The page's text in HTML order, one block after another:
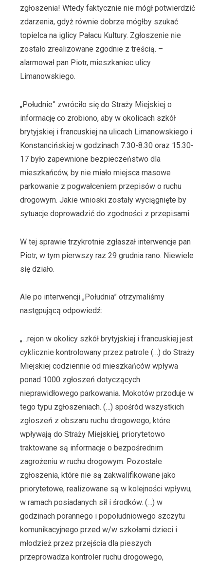
zgłoszenia! Wtedy faktycznie nie mógł potwierdzić
zdarzenia, gdyż równie dobrze mógłby szukać
topielca na iglicy Pałacu Kultury. Zgłoszenie nie
zostało zrealizowane zgodnie z treścią. –
alarmował pan Piotr, mieszkaniec ulicy
Limanowskiego.
„Południe” zwróciło się do Straży Miejskiej o
informację co zrobiono, aby w okolicach szkół
brytyjskiej i francuskiej na ulicach Limanowskiego i
Konstancińskiej w godzinach 7.30-8.30 oraz 15.30-
17 było zapewnione bezpieczeństwo dla
mieszkańców, by nie miało miejsca masowe
parkowanie z pogwałceniem przepisów o ruchu
drogowym. Jakie wnioski zostały wyciągnięte by
sytuacje doprowadzić do zgodności z przepisami.
W tej sprawie trzykrotnie zgłaszał interwencje pan
Piotr, w tym pierwszy raz 29 grudnia rano. Niewiele
się działo.
Ale po interwencji „Południa” otrzymaliśmy
następującą odpowiedź:
„…rejon w okolicy szkół brytyjskiej i francuskiej jest
cyklicznie kontrolowany przez patrole (…) do Straży
Miejskiej codziennie od mieszkańców wpływa
ponad 1000 zgłoszeń dotyczących
nieprawidłowego parkowania. Mokotów przoduje w
tego typu zgłoszeniach. (…) spośród wszystkich
zgłoszeń z obszaru ruchu drogowego, które
wpływają do Straży Miejskiej, priorytetowo
traktowane są informacje o bezpośrednim
zagrożeniu w ruchu drogowym. Pozostałe
zgłoszenia, które nie są zakwalifikowane jako
priorytetowe, realizowane są w kolejności wpływu,
w ramach posiadanych sił i środków. (…) w
godzinach porannego i popołudniowego szczytu
komunikacyjnego przed w/w szkołami dzieci i
młodzież przez przejścia dla pieszych
przeprowadza kontroler ruchu drogowego,